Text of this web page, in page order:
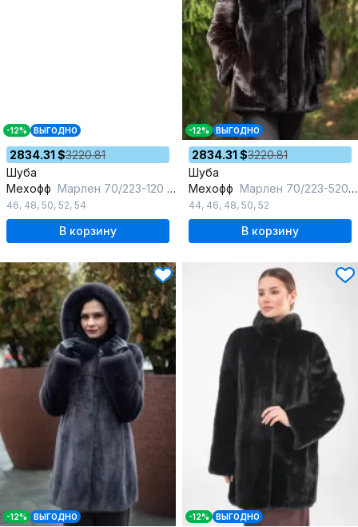
-12% ВЫГОДНО
2834.31 $3220.81
Шуба
Мехофф Марлен 70/223-120 темно-коричневый
46, 48, 50, 52, 54
В корзину
-12% ВЫГОДНО
2834.31 $3220.81
Шуба
Мехофф Марлен 70/223-520 темно-коричневый
44, 46, 48, 50, 52
В корзину
-12% ВЫГОДНО -12% ВЫГОДНО